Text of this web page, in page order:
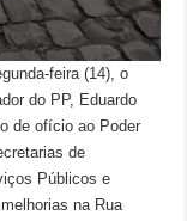
feira (14), o
do PP, Eduardo
de ofício ao Poder
de
Públicos e
na Rua